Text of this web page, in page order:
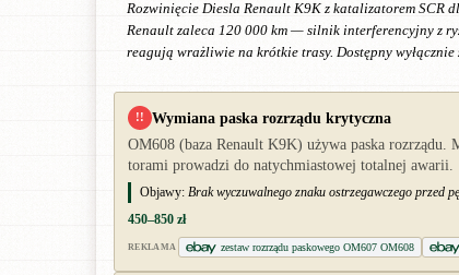
Rozwinięcie Diesla Renault K9K z katalizatorem SCR
Renault zaleca 120 000 km — silnik interferencyjny z
reagują wrażliwie na krótkie trasy. Dostępny
!! Wymiana paska rozrządu krytyczna
OM608 (baza Renault K9K) używa paska rozrządu.
torami prowadzi do natychmiastowej totalnej awarii.
Objawy: Brak wyczuwalnego znaku ostrzegawczego przed
450–850 zł
REKLAMA zestaw rozrządu paskowego OM607 OM608